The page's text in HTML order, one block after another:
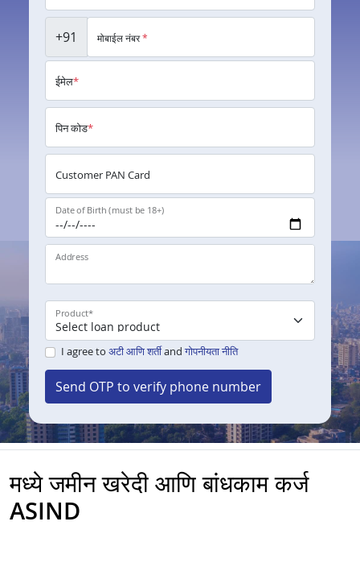
+91 मोबाईल नंबर*
ईमेल*
पिन कोड*
Customer PAN Card
Date of Birth (must be 18+)
Address
Product*
I agree to अटी आणि शर्तीand गोपनीयता नीति
Send OTP to verify phone number
मध्ये जमीन खरेदी आणि बांधकाम कर्ज
ASIND